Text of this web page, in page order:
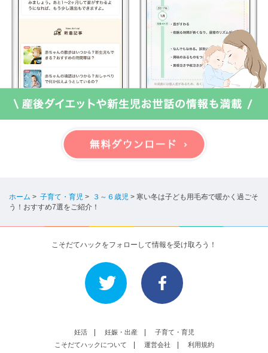
ホーム > 子育て・育児 > ３～６歳児 > 寒い冬は子ども用毛布で暖かく過ごそ
う！おすすめ7選をご紹介！
こそだてハックをフォローして情報を受け取ろう！
妊活 妊娠・出産
子育て・育児
こそだてハックについて
運営会社 利用規約